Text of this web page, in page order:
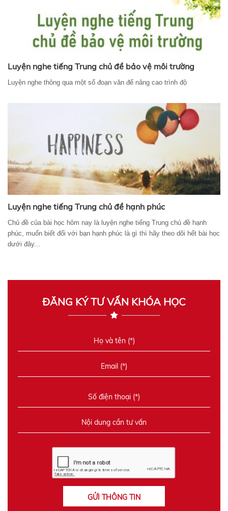
Luyện nghe tiếng Trung chủ đề bảo vệ môi trường
Luyện nghe thông qua một số đoạn văn để nâng cao trình độ
Luyện nghe tiếng Trung chủ đề hạnh phúc
Chủ đề của bài học hôm nay là luyện nghe tiếng Trung chủ đề hạnh
phúc, muốn biết đối với bạn hạnh phúc là gì thì hãy theo dõi hết bài học
dưới đây...
ĐĂNG KÝ TƯ VẤN KHÓA HỌC
GỬI THÔNG TIN